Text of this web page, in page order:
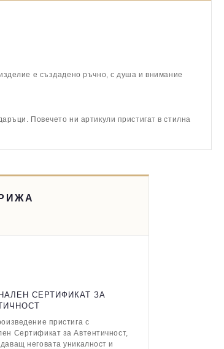
е създадено ръчно, с душа и внимание
Повечето ни артикули пристигат в стилна
СЕРТИФИКАТ ЗА
пристига с
Сертификат за Автентичност,
неговата уникалност и